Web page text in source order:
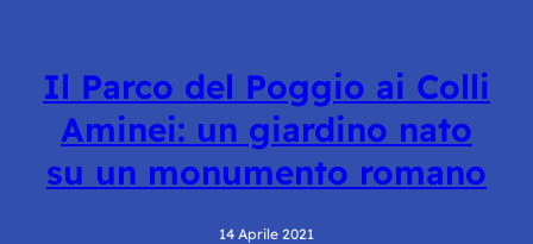
Il Parco del Poggio ai Colli
Aminei: un giardino nato
su un monumento romano
14 Aprile 2021